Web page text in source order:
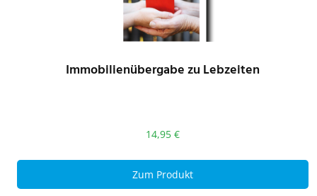
Immobilienübergabe zu Lebzeiten
14,95 €
Zum Produkt